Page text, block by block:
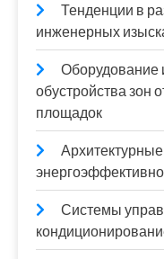
Тенденции в
инженерных
Оборудование
обустройства зон
площадок
Системы